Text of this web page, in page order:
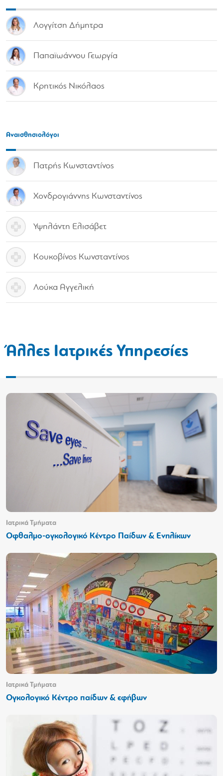
Λογγίτση Δήμητρα
Παπαϊωάννου Γεωργία
Κρητικός Νικόλαος
Αναισθησιολόγοι
Πατρής Κωνσταντίνος
Χονδρογιάννης Κωνσταντίνος
Υψηλάντη Ελισάβετ
Κουκοβίνος Κωνσταντίνος
Λούκα Αγγελική
Άλλες Ιατρικές Υπηρεσίες
Ιατρικά Τμήματα
Οφθαλμο-ογκολογικό Κέντρο Παίδων & Ενηλίκων
Ιατρικά Τμήματα
Ογκολογικό Κέντρο παίδων & εφήβων